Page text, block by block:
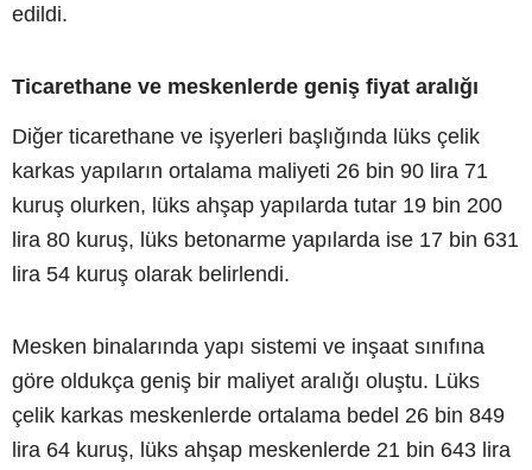
edildi.
Ticarethane ve meskenlerde geniş fiyat aralığı
Diğer ticarethane ve işyerleri başlığında lüks çelik
karkas yapıların ortalama maliyeti 26 bin 90 lira 71
kuruş olurken, lüks ahşap yapılarda tutar 19 bin 200
lira 80 kuruş, lüks betonarme yapılarda ise 17 bin 631
lira 54 kuruş olarak belirlendi.
Mesken binalarında yapı sistemi ve inşaat sınıfına
göre oldukça geniş bir maliyet aralığı oluştu. Lüks
çelik karkas meskenlerde ortalama bedel 26 bin 849
lira 64 kuruş, lüks ahşap meskenlerde 21 bin 643 lira